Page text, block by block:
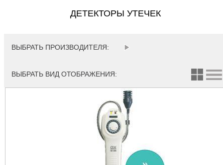
ДЕТЕКТОРЫ УТЕЧЕК
ВЫБРАТЬ ПРОИЗВОДИТЕЛЯ:
ВЫБРАТЬ ВИД ОТОБРАЖЕНИЯ: